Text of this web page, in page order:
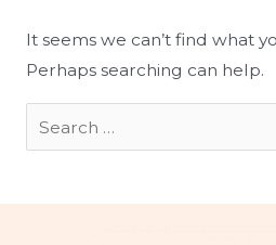
It seems we can’t find what
Perhaps searching can help.